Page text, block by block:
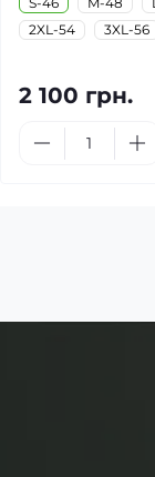
2XL-54
3XL-56
2 100 грн.